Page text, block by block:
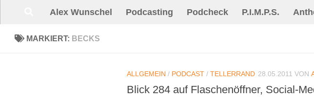
Unter dem InhaltAlex Wunschel Podcasting Podcheck P.I.M.P.S.
MARKIERT: BECKS
ALLGEMEIN / PODCAST / TELLERRAND 28.05.2011 VON
Blick 284 auf Flaschenöffner, Social-